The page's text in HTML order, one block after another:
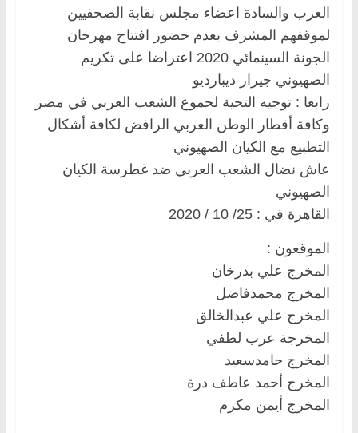
العرب والسادة اعضاء مجلس نقابة الصحفيين
لموقفهم المشرف بعدم حضور افتتاح مهرجان
الجونة السينمائي 2020 اعتراضا على تكريم
الصهيوني جيرار ديبارديو
رابعا : توجيه التحية لجموع الشعب العربي في مصر
وكافة أقطار الوطن العربي الرافض لكافة أشكال
التطبيع مع الكيان الصهيوني
عاش نضال الشعب العربي ضد غطرسة الكيان
الصهيوني
القاهرة في : 25/ 10 / 2020
الموقعون :
المخرج علي بدرخان
المخرج محمدفاضل
المخرج علي عبدالخالق
المخرجة عرب لطفي
المخرج حامدسعيد
المخرج أحمد عاطف درة
المخرج أيمن مكرم